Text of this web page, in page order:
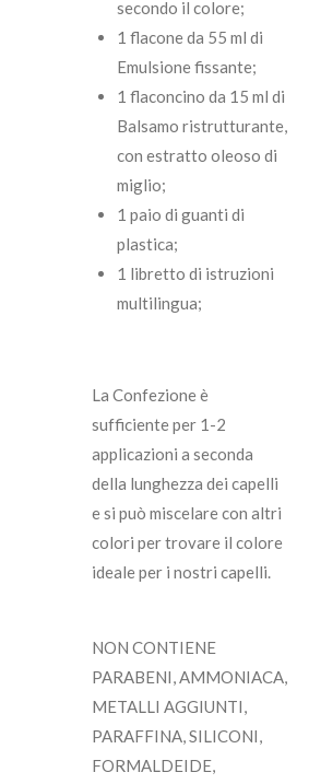
secondo il colore;
1 flacone da 55 ml di
Emulsione fissante;
1 flaconcino da 15 ml di
Balsamo ristrutturante,
con estratto oleoso di
miglio;
1 paio di guanti di
plastica;
1 libretto di istruzioni
multilingua;
La Confezione è
sufficiente per 1-2
applicazioni a seconda
della lunghezza dei capelli
e si può miscelare con altri
colori per trovare il colore
ideale per i nostri capelli.
NON CONTIENE
PARABENI, AMMONIACA,
METALLI AGGIUNTI,
PARAFFINA, SILICONI,
FORMALDEIDE,